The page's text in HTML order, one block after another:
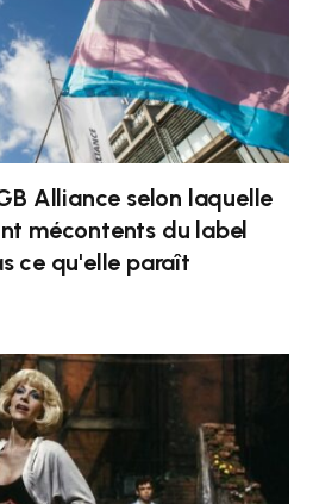
Alliance selon laquelle
mécontents du label
ce qu'elle paraît